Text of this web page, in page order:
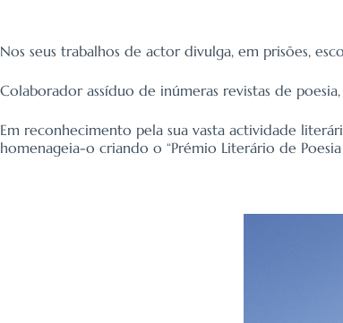
Nos seus trabalhos de actor divulga, em prisões,
Colaborador assíduo de inúmeras revistas de
Em reconhecimento pela sua vasta actividade
homenageia-o criando o “Prémio Literário de